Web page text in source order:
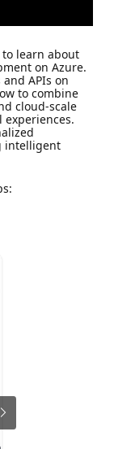
to learn about
on Azure.
APIs on
to combine
cloud-scale
intelligent